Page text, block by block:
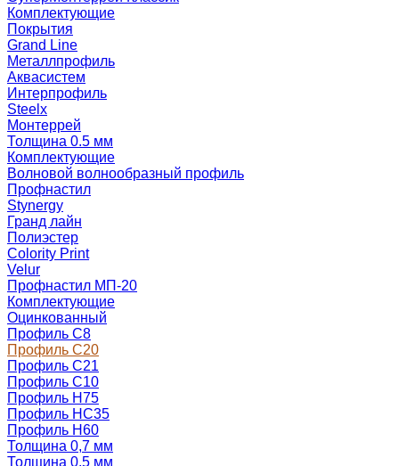
Комплектующие
Покрытия
Grand Line
Металлпрофиль
Аквасистем
Интерпрофиль
Steelx
Монтеррей
Толщина 0.5 мм
Комплектующие
Волновой волнообразный профиль
Профнастил
Stynergy
Гранд лайн
Полиэстер
Colority Print
Velur
Профнастил МП-20
Комплектующие
Оцинкованный
Профиль С8
Профиль С20
Профиль С21
Профиль С10
Профиль Н75
Профиль НС35
Профиль Н60
Толщина 0,7 мм
Толщина 0,5 мм